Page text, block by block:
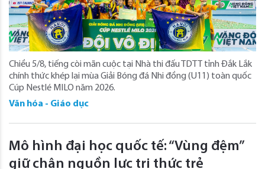
Chiều 5/8, tiếng còi mãn cuộc tại Nhà thi đấu TDTT tỉnh Đắk Lắk
chính thức khép lại mùa Giải Bóng đá Nhi đồng (U11) toàn quốc
Cúp Nestlé MILO năm 2026.
Văn hóa - Giáo dục
Mô hình đại học quốc tế: “Vùng đệm”
giữ chân nguồn lực tri thức trẻ